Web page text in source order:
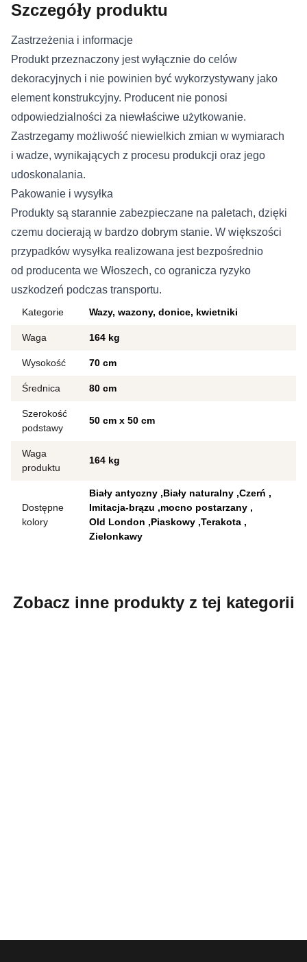
Szczegóły produktu
Zastrzeżenia i informacje
Produkt przeznaczony jest wyłącznie do celów
dekoracyjnych i nie powinien być wykorzystywany jako
element konstrukcyjny. Producent nie ponosi
odpowiedzialności za niewłaściwe użytkowanie.
Zastrzegamy możliwość niewielkich zmian w wymiarach
i wadze, wynikających z procesu produkcji oraz jego
udoskonalania.
Pakowanie i wysyłka
Produkty są starannie zabezpieczane na paletach, dzięki
czemu docierają w bardzo dobrym stanie. W większości
przypadków wysyłka realizowana jest bezpośrednio
od producenta we Włoszech, co ogranicza ryzyko
uszkodzeń podczas transportu.
Kategorie Wazy, wazony, donice, kwietniki
Waga 164 kg
Wysokość 70 cm
Średnica 80 cm
Szerokość
podstawy
50 cm x 50 cm
Waga
produktu
164 kg
Dostępne
kolory
Biały antyczny Biały naturalny Czerń
Imitacja-brązu
mocno postarzany
Old London
Piaskowy Terakota
Zielonkawy
Zobacz inne produkty z tej kategorii